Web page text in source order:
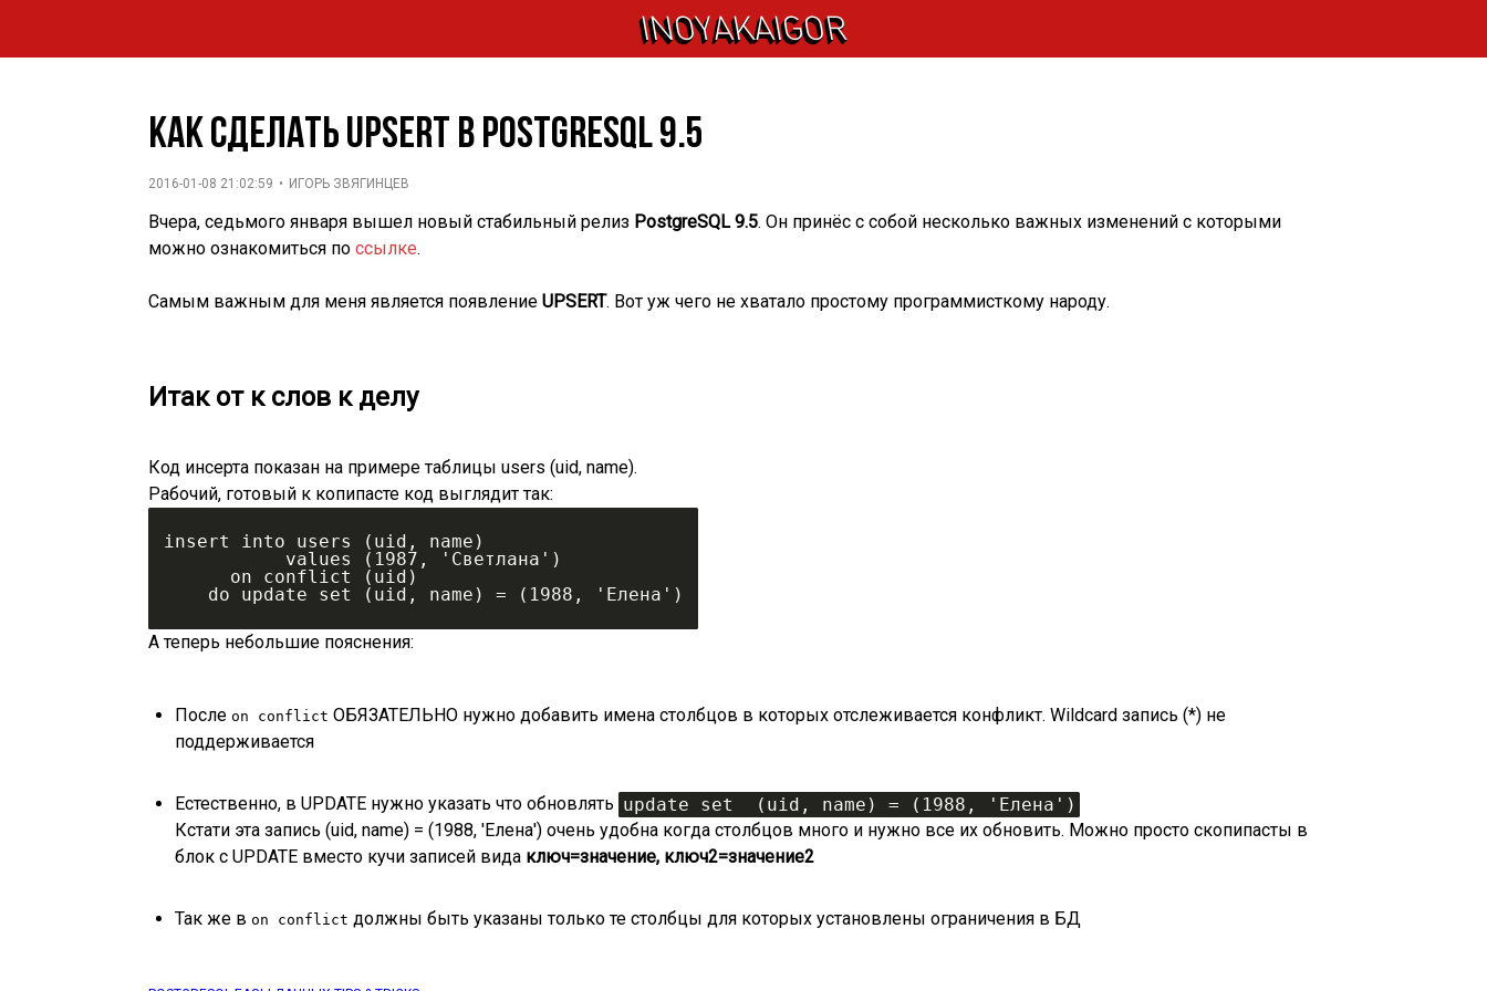
INOYAKAIGOR
Как сделать UPSERT в PostgreSQL 9.5
2016-01-08 21:02:59 • ИГОРЬ ЗВЯГИНЦЕВ
Вчера, седьмого января вышел новый стабильный релиз PostgreSQL 9.5. Он принёс с собой несколько важных изменений с которыми
можно ознакомиться поссылке.
Самым важным для меня является появлениеUPSERT. Вот уж чего не хватало простому программисткому народу.
Итак от к слов к делу
Код инсерта показан на примере таблицы users (uid, name).
Рабочий, готовый к копипасте код выглядит так:
insert into users (uid, name)
           values (1987, 'Светлана')
      on conflict (uid)
    do update set (uid, name) = (1988, 'Елена')
А теперь небольшие пояснения:
Послеon conflict ОБЯЗАТЕЛЬНО нужно добавить имена столбцов в которых отслеживается конфликт. Wildcard запись (*) не
поддерживается
Естественно, в UPDATE нужно указать что обновлять update set  (uid, name) = (1988, 'Елена')
Кстати эта запись (uid, name) = (1988, 'Елена') очень удобна когда столбцов много и нужно все их обновить. Можно просто скопипасты в
блок с UPDATE вместо кучи записей вида ключ=значение, ключ2=значение2
Так же вon conflict должны быть указаны только те столбцы для которых установлены ограничения в БД